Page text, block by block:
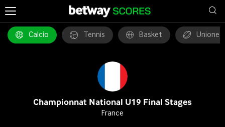
Calcio Tennis Basket Unione
Championnat National U19 Final Stages
France